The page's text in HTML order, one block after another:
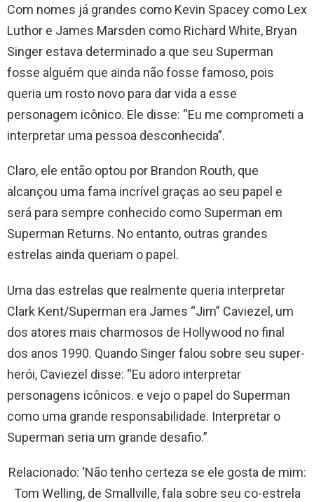
Com nomes já grandes como Kevin Spacey como Lex
Luthor e James Marsden como Richard White, Bryan
Singer estava determinado a que seu Superman
fosse alguém que ainda não fosse famoso, pois
queria um rosto novo para dar vida a esse
personagem icônico. Ele disse: “Eu me comprometi a
interpretar uma pessoa desconhecida”.
Claro, ele então optou por Brandon Routh, que
alcançou uma fama incrível graças ao seu papel e
será para sempre conhecido como Superman em
Superman Returns. No entanto, outras grandes
estrelas ainda queriam o papel.
Uma das estrelas que realmente queria interpretar
Clark Kent/Superman era James “Jim” Caviezel, um
dos atores mais charmosos de Hollywood no final
dos anos 1990. Quando Singer falou sobre seu super-
herói, Caviezel disse: “Eu adoro interpretar
personagens icônicos. e vejo o papel do Superman
como uma grande responsabilidade. Interpretar o
Superman seria um grande desafio.”
Relacionado: ‘Não tenho certeza se ele gosta de mim:
Tom Welling, de Smallville, fala sobre seu co-estrela